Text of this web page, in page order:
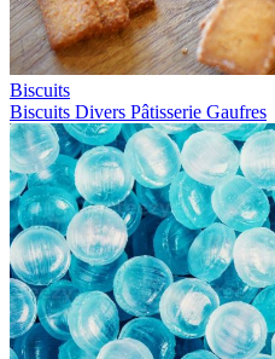
Biscuits
Biscuits Divers Pâtisserie Gaufres